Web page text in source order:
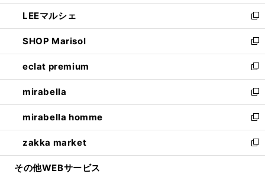
開
く
ウ
で
開
く
ン
ド
ウ
で
開
く
ウ
ィ
ン
ド
ウ
で
開
く
し
い
ウ
ィ
ン
ド
ウ
で
開
く
LEEマルシェ
新
し
い
ウ
ィ
ン
ド
ウ
で
開
く
SHOP Marisol
新
し
い
ウ
ィ
ン
ド
ウ
で
開
eclat premium
新
し
い
ウ
ィ
ン
ド
ウ
mirabella
新
し
い
ウ
ィ
ン
mirabella homme
新
し
い
ウ
zakka market
新
し
その他WEBサービス